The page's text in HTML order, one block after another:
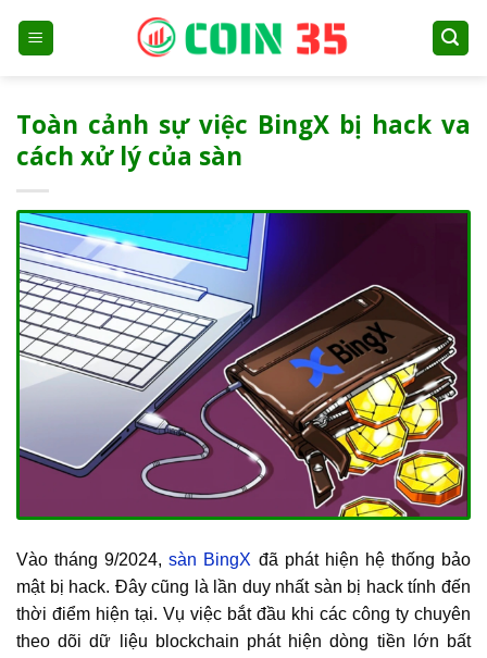
Toàn cảnh sự việc BingX bị hack va
cách xử lý của sàn
Vào tháng 9/2024,sàn BingX đã phát hiện hệ thống bảo
mật bị hack. Đây cũng là lần duy nhất sàn bị hack tính đến
thời điểm hiện tại. Vụ việc bắt đầu khi các công ty chuyên
theo dõi dữ liệu blockchain phát hiện dòng tiền lớn bất